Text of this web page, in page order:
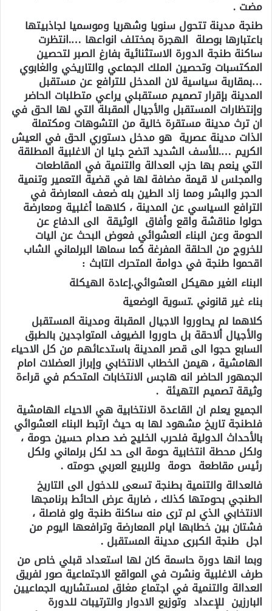
مضت .
طنجة مدينة تتحول سنويا وشهريا وموسميا لجاذبيتها
باعتبارها بوصلة الهجرة بمختلف انواعها ….انتظرت
ساكنة طنجة الدورة الاستثنائية بفارغ الصبر لتحصين
المكتسبات وتحصين الملك الجماعي والتاريخي والغابوي
…بمقاربة سياسية لان المدخل للترافع عن مستقبل
المدينة بإقرار تصميم مستقبلي يراعي متطلبات الحاضر
وإنتظارات المستقبل والأجيال المقبلة التي لها الحق في
ان ترث مدينة مستقرة خالية من التشوهات ومكتملة
الذات مدينة عصرية هو مدخل دستوري الحق في العيش
الكريم ….للأسف الشديد اتضح جليا ان الاغلبية المطلقة
التي ينعم بها حزب العدالة والتنمية في المقاطعات
والمجلس لا قيمة مضافة لها في قضية التعمير وتنمية
الحجر والبشر ومما زاد الطين بله ضعف المعارضة في
الترافع السياسي عن المدينة ، كلاهما أغلبية ومعارضة
حولوا مناقشة واقع وأفاق الوثيقة الى الدفاع عن
الحومة وعن البناء العشوائي فعوض البحث عن اليات
للخروج من الحلقة المفرغة كما سماها البرلماني الشاب
اقحموا طنجة في دوامة المتحرك التابث :
البناء الغير مهيكل العشوائي.إعادة الهيكلة
بناء غير قانوني .تسوية الوضعية
كلاهما لم يحاوروا الاجيال المقبلة ومدينة المستقبل
والأجيال ألاحقة بل حاوروا الضيوف المتواجدين بالطبق
السابع حجوا الى قصر المدينة باستدعائهم من كل الاحياء
الهامشية ، هيمن الخطاب الانتخابي وإبراز العضلات امام
الجمهور الحاضر انه هاجس الانتخابات المتحكم في قراءة
وثيقة تصميم التهيئة .
الجميع يعلم ان القاعدة الانتخابية هي الاحياء الهامشية
فلطنجة تاريخ مشهود لها به حيث ارتبط البناء العشوائي
بالأحداث الدولية فلحرب الخليج ضد صدام حسين حومة ،
ولكل محطة انتخابية حومة الى حد لكل برلماني ولكل
رئيس مقاطعة حومة وللربيع العربي حومته .
فالعدالة والتنمية بطنجة تسعى للدخول الى التاريخ
الطنجي بحومتها كذلك ، ضاربة عرض الحائط برنامجها
الانتخابي الذي لم ترى منه ساكنة طنجة ولو فاصلة ،
فشتان بين خطابها ايام المعارضة وترافعها اليوم من
اجل طنجة الكبرى مدينة المستقبل .
وبما انها دورة حاسمة كان لها استعداد قبلي خاص من
طرف الاغلبية ونشرت في المواقع الاجتماعية صور لفريق
العدالة والتنمية في اجتماع مغلق لمستشاريه الجماعيين
البارزين للإعداد وتوزيع الادوار والترتيبات للدورة